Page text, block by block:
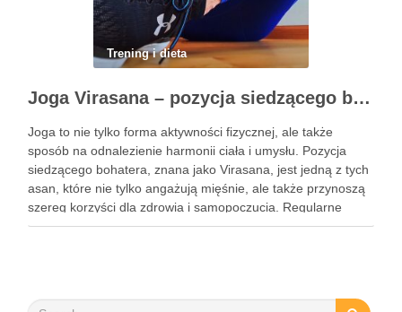
Trening i dieta
Joga Virasana – pozycja siedzącego bohatera i jej korzyści
Joga to nie tylko forma aktywności fizycznej, ale także
sposób na odnalezienie harmonii ciała i umysłu. Pozycja
siedzącego bohatera, znana jako Virasana, jest jedną z tych
asan, które nie tylko angażują mięśnie, ale także przynoszą
szereg korzyści dla zdrowia i samopoczucia. Regularne
praktykowanie tej pozycji może poprawić elastyczność